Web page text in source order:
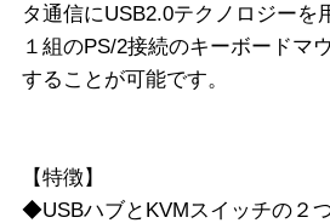
タ通信にUSB2.0テクノロジー
１組のPS/2接続のキーボードマ
することが可能です。
【特徴】
◆USBハブとKVMスイッチの２